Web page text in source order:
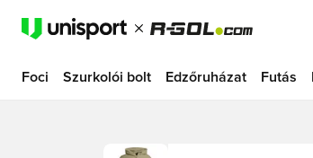
Foci Szurkolói bolt Edzőruházat Futás